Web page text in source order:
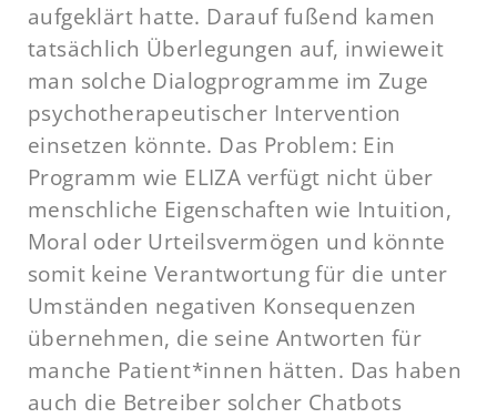
aufgeklärt hatte. Darauf fußend kamen
tatsächlich Überlegungen auf, inwieweit
man solche Dialogprogramme im Zuge
psychotherapeutischer Intervention
einsetzen könnte. Das Problem: Ein
Programm wie ELIZA verfügt nicht über
menschliche Eigenschaften wie Intuition,
Moral oder Urteilsvermögen und könnte
somit keine Verantwortung für die unter
Umständen negativen Konsequenzen
übernehmen, die seine Antworten für
manche Patient*innen hätten. Das haben
auch die Betreiber solcher Chatbots